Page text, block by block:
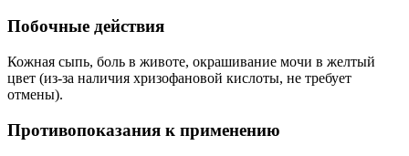
Побочные действия
Кожная сыпь, боль в животе, окрашивание мочи в желтый
цвет (из-за наличия хризофановой кислоты, не требует
отмены).
Противопоказания к применению